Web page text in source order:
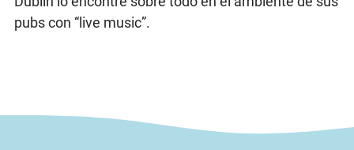
pubs con “live music”.